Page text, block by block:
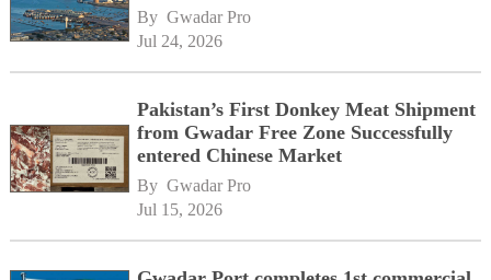
By Gwadar Pro
Jul 24, 2026
Pakistan’s First Donkey Meat Shipment
from Gwadar Free Zone Successfully
entered Chinese Market
By Gwadar Pro
Jul 15, 2026